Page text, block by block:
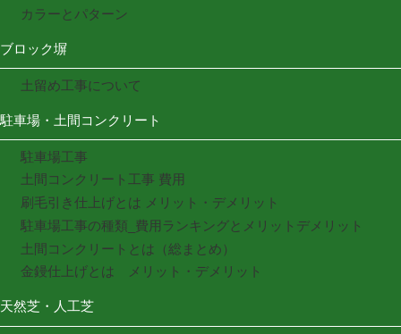
カラーとパターン
ブロック塀
土留め工事について
駐車場・土間コンクリート
駐車場工事
土間コンクリート工事 費用
刷毛引き仕上げとは メリット・デメリット
駐車場工事の種類_費用ランキングとメリットデメリット
土間コンクリートとは（総まとめ）
金鏝仕上げとは メリット・デメリット
天然芝・人工芝